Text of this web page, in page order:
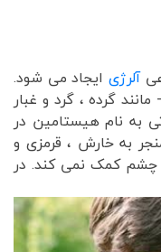
آلرژیایجاد می شود.
گرده ، گرد و غبار
به نام هیستامین در
به خارش ، قرمزی و
چشم کمک نمی کند. در